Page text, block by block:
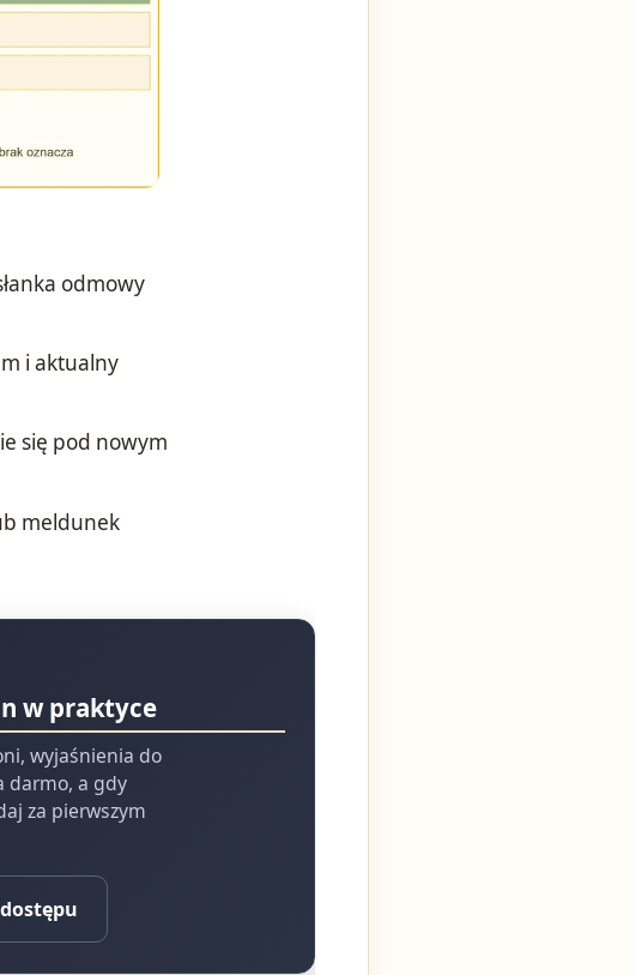
odmowy
i aktualny
się pod nowym
meldunek
w praktyce
wyjaśnienia do
darmo, a gdy
za pierwszym